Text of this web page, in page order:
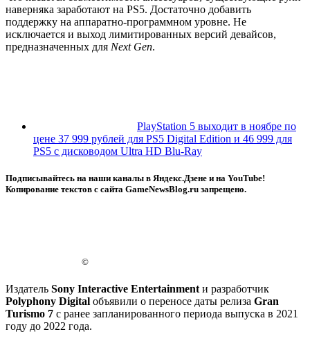
наверняка заработают на PS5. Достаточно добавить
поддержку на аппаратно-программном уровне. Не
исключается и выход лимитированных версий девайсов,
предназначенных для Next Gen.
PlayStation 5 выходит в ноябре по
цене 37 999 рублей для PS5 Digital Edition и 46 999 для
PS5 с дисководом Ultra HD Blu-Ray
Подписывайтесь на наши каналы в Яндекс.Дзене и на YouTube!
Копирование текстов с сайта GameNewsBlog.ru запрещено.
©
Издатель Sony Interactive Entertainment и разработчик
Polyphony Digital объявили о переносе даты релиза Gran
Turismo 7 с ранее запланированного периода выпуска в 2021
году до 2022 года.